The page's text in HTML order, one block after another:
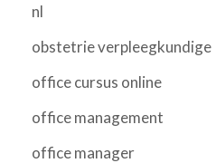
nl
obstetrie verpleegkundige
office cursus online
office management
office manager